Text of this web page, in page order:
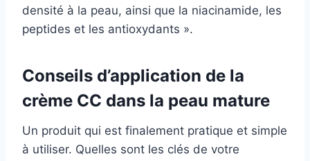
densité à la peau, ainsi que la niacinamide, les
peptides et les antioxydants ».
Conseils d’application de la
crème CC dans la peau mature
Un produit qui est finalement pratique et simple
à utiliser. Quelles sont les clés de votre